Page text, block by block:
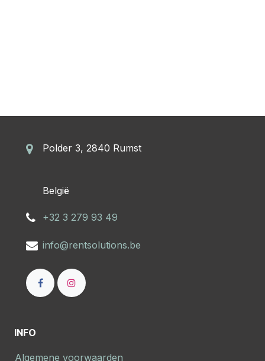
Polder 3, 2840 Rumst
​België
+32 3 279 93 49
info@rentsolutions.be
INFO
Algemene voorwaarden